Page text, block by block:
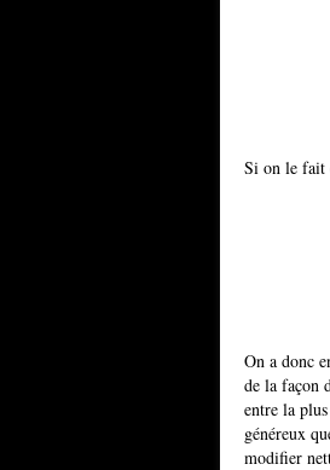
Si on le fait
On a donc
de la façon
entre la
généreux
modifier